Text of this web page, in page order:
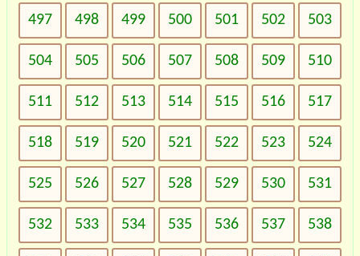
497 498 499 500 501 502 503
504 505 506 507 508 509 510
511 512 513 514 515 516 517
518 519 520 521 522 523 524
525 526 527 528 529 530 531
532 533 534 535 536 537 538